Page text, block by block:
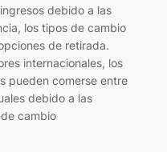
debido a las
los tipos de cambio
de retirada.
internacionales, los
pueden comerse entre
debido a las
cambio